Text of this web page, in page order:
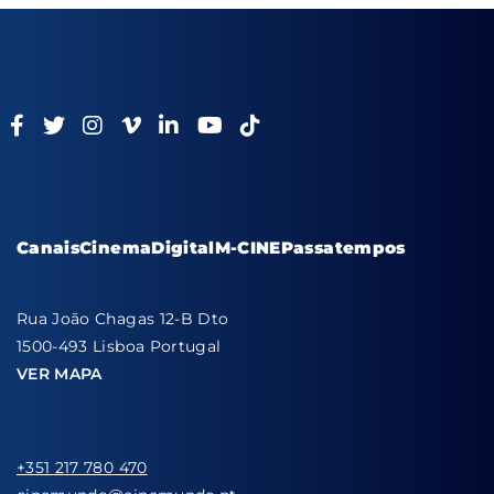
CanaisCinemaDigitalM-CINEPassatempos
Rua João Chagas 12-B Dto
1500-493 Lisboa Portugal
VER MAPA
+351 217 780 470